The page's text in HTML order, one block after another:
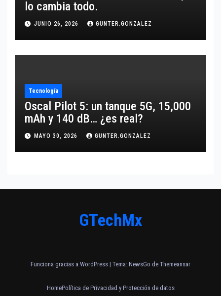
lo cambia todo.
JUNIO 26, 2026 GUNTER.GONZALEZ
Tecnología
Oscal Pilot 5: un tanque 5G, 15,000
mAh y 140 dB… ¿es real?
MAYO 30, 2026 GUNTER.GONZALEZ
GTechMx
Funciona gracias a WordPress | Tema: NewsGo de Themeansar
HomePolítica de Privacidad y Protección de datos